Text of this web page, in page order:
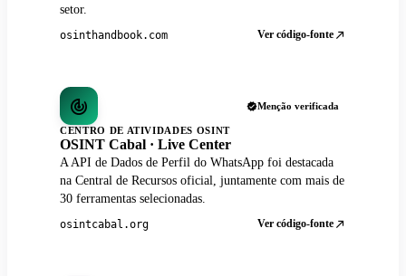
setor.
osinthandbook.com Ver código-fonte
Menção verificada
CENTRO DE ATIVIDADES OSINT
OSINT Cabal · Live Center
A API de Dados de Perfil do WhatsApp foi destacada
na Central de Recursos oficial, juntamente com mais de
30 ferramentas selecionadas.
osintcabal.org Ver código-fonte